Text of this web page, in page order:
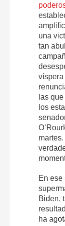
una
tan
las
los
En ese
Biden,
ha